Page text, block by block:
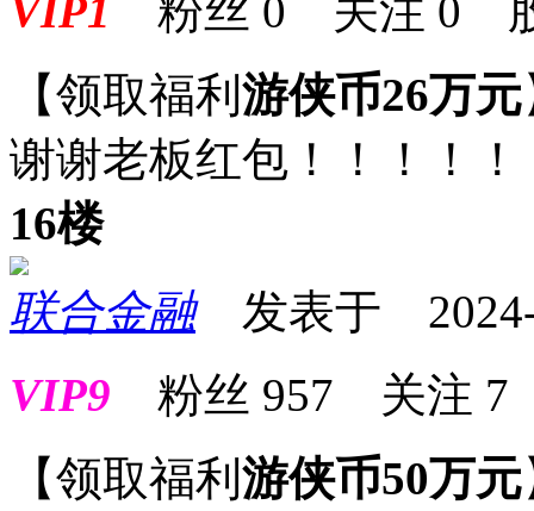
VIP1 粉丝 0 关注 0
【领取福利 游侠币26万元
谢谢老板红包！！！！！
16楼
联合金融发表于 2024-
VIP9 粉丝 957 关注 7
【领取福利 游侠币50万元